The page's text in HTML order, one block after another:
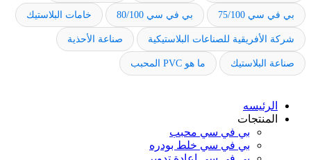
بي في سي 75/100 بي في سي 80/100 خامات البلاستيك
شركة الأفريقية للصناعات البلاستيكية صناعة الأحذية
صناعة البلاستيك ما هو PVC المحبب
الرئيسه
المنتجات
بي في سي محبب
بي في سي خلط بودره